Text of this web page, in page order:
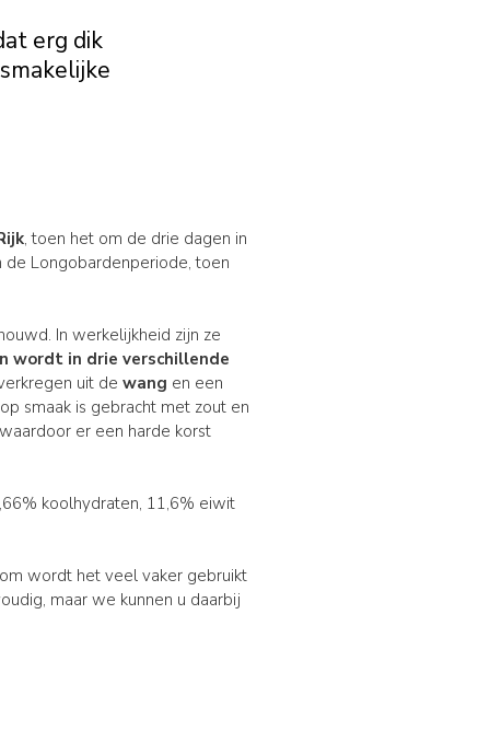
erg dik
, toen het om de drie dagen in
de Longobardenperiode, toen
In werkelijkheid zijn ze
wordt in drie verschillende
uit dewang en een
smaak is gebracht met zout en
er een harde korst
koolhydraten, 11,6% eiwit
wordt het veel vaker gebruikt
maar we kunnen u daarbij